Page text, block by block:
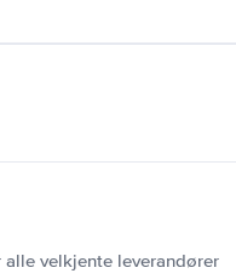
alle velkjente leverandører